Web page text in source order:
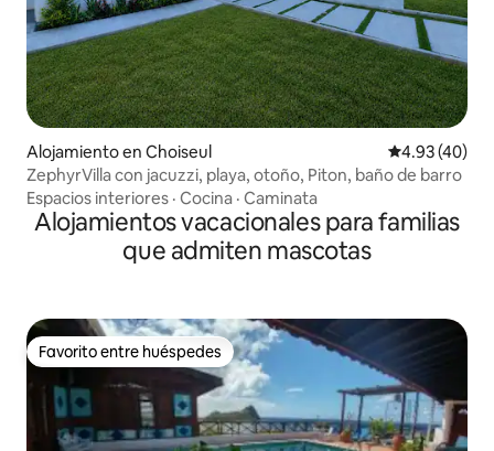
Alojamiento en Choiseul Calificación
4.93 (40)
ZephyrVilla con jacuzzi, playa, otoño, Piton, baño de barro
Espacios interiores · Cocina · Caminata
Alojamientos vacacionales para familias
que admiten mascotas
Favorito entre huéspedes
Favorito entre huéspedes